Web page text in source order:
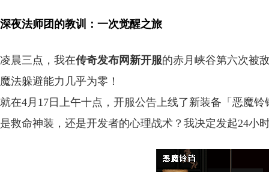
深夜法师团的教训：一次觉醒之旅
凌晨三点，我在传奇发布网新开服的赤月峡谷第六次被
魔法躲避能力几乎为零！
就在4月17日上午十点，开服公告上线了新装备「恶魔
是救命神装，还是开发者的心理战术？我决定发起24小